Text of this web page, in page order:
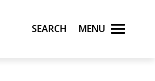
Search Menu